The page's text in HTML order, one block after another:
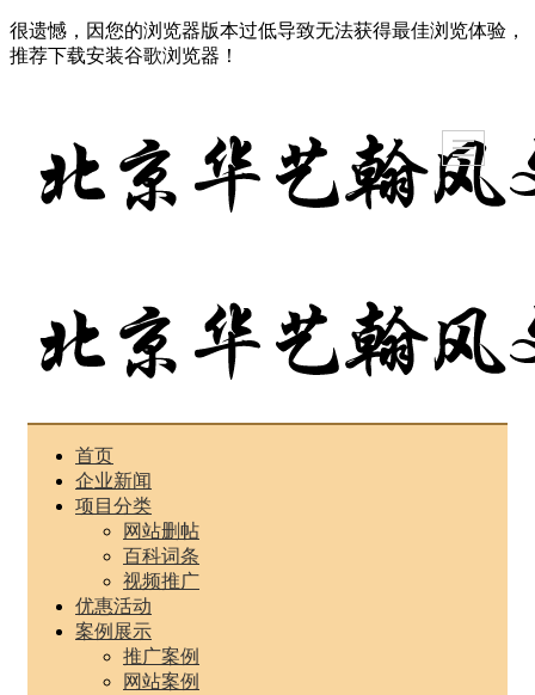
很遗憾，因您的浏览器版本过低导致无法获得最佳浏览体验，
推荐下载安装谷歌浏览器！
首页
企业新闻
项目分类
网站删帖
百科词条
视频推广
优惠活动
案例展示
推广案例
网站案例